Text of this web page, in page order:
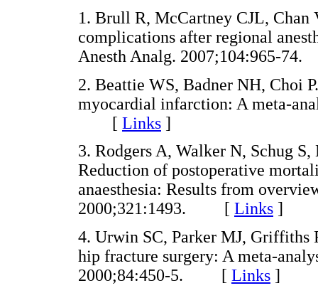
1. Brull R, McCartney CJL,
complications after regional
Anesth Analg.
2. Beattie WS, Badner NH, Choi
myocardial infarction: A meta-
[ Links ]
3. Rodgers A, Walker N, Schug
Reduction of postoperative
anaesthesia: Results from
2000;321:1493. [ Links ]
4. Urwin SC, Parker MJ, Griffiths
hip fracture surgery: A meta-
2000;84:450-5. [ Links ]